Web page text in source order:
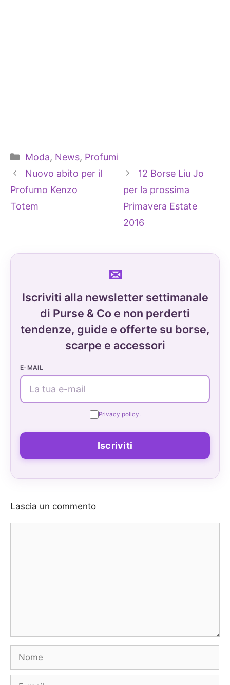
Categorie
Moda, News, Profumi
Nuovo abito per il
Profumo Kenzo
Totem
12 Borse Liu Jo
per la prossima
Primavera Estate
2016
Iscriviti alla newsletter settimanale
di Purse & Co e non perderti
tendenze, guide e offerte su borse,
scarpe e accessori
E-MAIL
Privacy policy.
Lascia un commento
Nome
E-